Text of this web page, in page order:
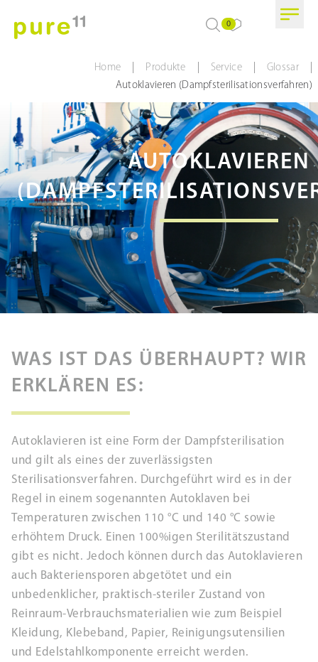
0
Home Produkte Service Glossar
Autoklavieren (Dampfsterilisationsverfahren)
AUTOKLAVIEREN
WAS IST DAS ÜBERHAUPT? WIR
ERKLÄREN ES:
Autoklavieren ist eine Form der Dampfsterilisation
und gilt als eines der zuverlässigsten
Sterilisationsverfahren. Durchgeführt wird es in der
Regel in einem sogenannten Autoklaven bei
Temperaturen zwischen 110 °C und 140 °C sowie
erhöhtem Druck. Einen 100%igen Sterilitätszustand
gibt es nicht. Jedoch können durch das Autoklavieren
auch Bakteriensporen abgetötet und ein
unbedenklicher, praktisch-steriler Zustand von
Reinraum-Verbrauchsmaterialien wie zum Beispiel
Kleidung, Klebeband, Papier, Reinigungsutensilien
und Edelstahlkomponente erreicht werden.